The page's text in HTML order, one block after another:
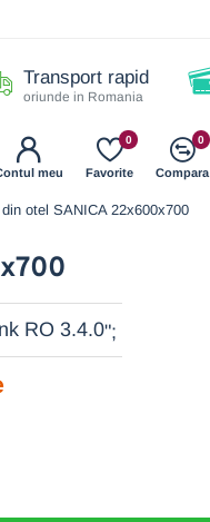
Transport rapid
oriunde in Romania
meu Favorite
0
Compara
0
otel SANICA 22x600x700
";